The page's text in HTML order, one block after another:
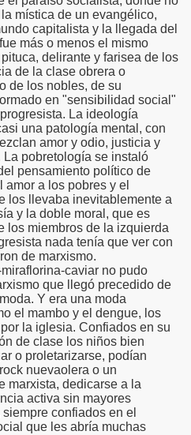
mística de un evangélico,
capitalista y la llegada del
más o menos el mismo
delirante y farisea de los
de la clase obrera o
de los nobles, de su
en "sensibilidad social"
La ideología
una patología mental, con
amor y odio, justicia y
pobretología se instaló
pensamiento político de
a los pobres y el
los llevaba inevitablemente a
y la doble moral, que es
los miembros de la izquierda
nada tenía que ver con
de marxismo.
caviar no pudo
que llegó precedido de
Y era una moda
el mambo y el dengue, los
la iglesia. Confiados en su
de clase los niños bien
o proletarizarse, podían
nuevaolera o un
marxista, dedicarse a la
activa sin mayores
confiados en el
que les abría muchas